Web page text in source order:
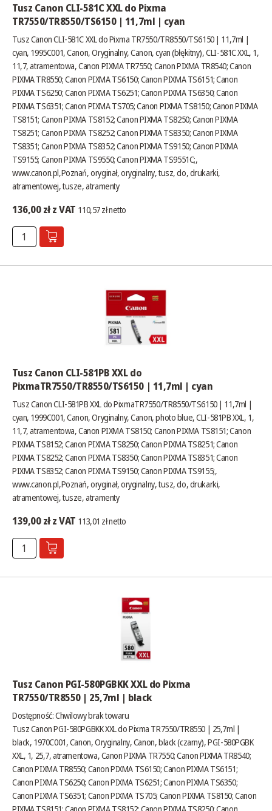
Tusz Canon CLI-581C XXL do Pixma
TR7550/TR8550/TS6150 | 11,7ml | cyan
Tusz Canon CLI-581C XXL do Pixma TR7550/TR8550/TS6150 | 11,7ml |
cyan, 1995C001, Canon, Oryginalny, Canon, cyan (błękitny), CLI-581C XXL, 1,
11,7, atramentowa, Canon PIXMA TR7550; Canon PIXMA TR8540; Canon
PIXMA TR8550; Canon PIXMA TS6150; Canon PIXMA TS6151; Canon
PIXMA TS6250; Canon PIXMA TS6251; Canon PIXMA TS6350; Canon
PIXMA TS6351; Canon PIXMA TS705; Canon PIXMA TS8150; Canon PIXMA
TS8151; Canon PIXMA TS8152; Canon PIXMA TS8250; Canon PIXMA
TS8251; Canon PIXMA TS8252; Canon PIXMA TS8350; Canon PIXMA
TS8351; Canon PIXMA TS8352; Canon PIXMA TS9150; Canon PIXMA
TS9155; Canon PIXMA TS9550; Canon PIXMA TS9551C;,
www.canon.pl,Poznań, oryginał, oryginalny, tusz, do, drukarki,
atramentowej, tusze, atramenty
136,00 zł z VAT 110,57 zł netto
Tusz Canon CLI-581PB XXL do
PixmaTR7550/TR8550/TS6150 | 11,7ml | cyan
Tusz Canon CLI-581PB XXL do PixmaTR7550/TR8550/TS6150 | 11,7ml |
cyan, 1999C001, Canon, Oryginalny, Canon, photo blue, CLI-581PB XXL, 1,
11,7, atramentowa, Canon PIXMA TS8150; Canon PIXMA TS8151; Canon
PIXMA TS8152; Canon PIXMA TS8250; Canon PIXMA TS8251; Canon
PIXMA TS8252; Canon PIXMA TS8350; Canon PIXMA TS8351; Canon
PIXMA TS8352; Canon PIXMA TS9150; Canon PIXMA TS9155;,
www.canon.pl,Poznań, oryginał, oryginalny, tusz, do, drukarki,
atramentowej, tusze, atramenty
139,00 zł z VAT 113,01 zł netto
Tusz Canon PGI-580PGBKK XXL do Pixma
TR7550/TR8550 | 25,7ml | black
Dostępność:Chwilowy brak towaru
Tusz Canon PGI-580PGBKK XXL do Pixma TR7550/TR8550 | 25,7ml |
black, 1970C001, Canon, Oryginalny, Canon, black (czarny), PGI-580PGBK
XXL, 1, 25,7, atramentowa, Canon PIXMA TR7550; Canon PIXMA TR8540;
Canon PIXMA TR8550; Canon PIXMA TS6150; Canon PIXMA TS6151;
Canon PIXMA TS6250; Canon PIXMA TS6251; Canon PIXMA TS6350;
Canon PIXMA TS6351; Canon PIXMA TS705; Canon PIXMA TS8150; Canon
PIXMA TS8151; Canon PIXMA TS8152; Canon PIXMA TS8250; Canon